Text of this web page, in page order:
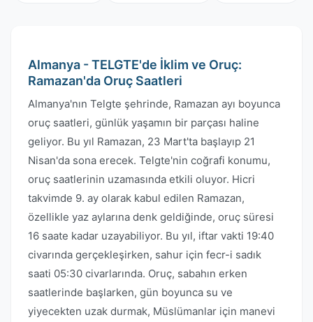
Almanya - TELGTE'de İklim ve Oruç:
Ramazan'da Oruç Saatleri
Almanya'nın Telgte şehrinde, Ramazan ayı boyunca
oruç saatleri, günlük yaşamın bir parçası haline
geliyor. Bu yıl Ramazan, 23 Mart'ta başlayıp 21
Nisan'da sona erecek. Telgte'nin coğrafi konumu,
oruç saatlerinin uzamasında etkili oluyor. Hicri
takvimde 9. ay olarak kabul edilen Ramazan,
özellikle yaz aylarına denk geldiğinde, oruç süresi
16 saate kadar uzayabiliyor. Bu yıl, iftar vakti 19:40
civarında gerçekleşirken, sahur için fecr-i sadık
saati 05:30 civarlarında. Oruç, sabahın erken
saatlerinde başlarken, gün boyunca su ve
yiyecekten uzak durmak, Müslümanlar için manevi